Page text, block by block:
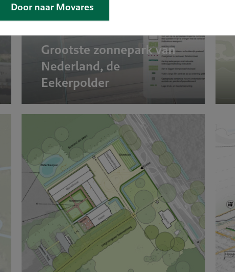
Grootste zonnepark van
Nederland, de
Eekerpolder
Door naar Movares